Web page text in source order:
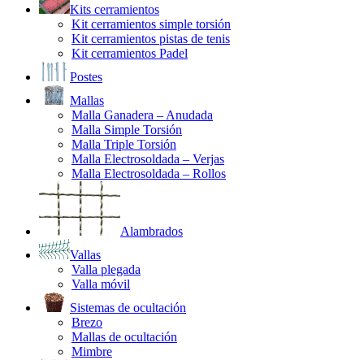
Kits cerramientos
Kit cerramientos simple torsión
Kit cerramientos pistas de tenis
Kit cerramientos Padel
Postes
Mallas
Malla Ganadera – Anudada
Malla Simple Torsión
Malla Triple Torsión
Malla Electrosoldada – Verjas
Malla Electrosoldada – Rollos
Alambrados
Vallas
Valla plegada
Valla móvil
Sistemas de ocultación
Brezo
Mallas de ocultación
Mimbre